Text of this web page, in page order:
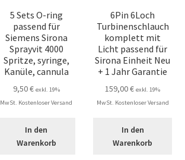
5 Sets O-ring
passend für
Siemens Sirona
Sprayvit 4000
Spritze, syringe,
Kanüle, cannula
9,50€ exkl. 19%
MwSt. Kostenloser Versand
In den
Warenkorb
6Pin 6Loch
Turbinenschlauch
komplett mit
Licht passend für
Sirona Einheit Neu
+ 1 Jahr Garantie
159,00€ exkl. 19%
MwSt. Kostenloser Versand
In den
Warenkorb